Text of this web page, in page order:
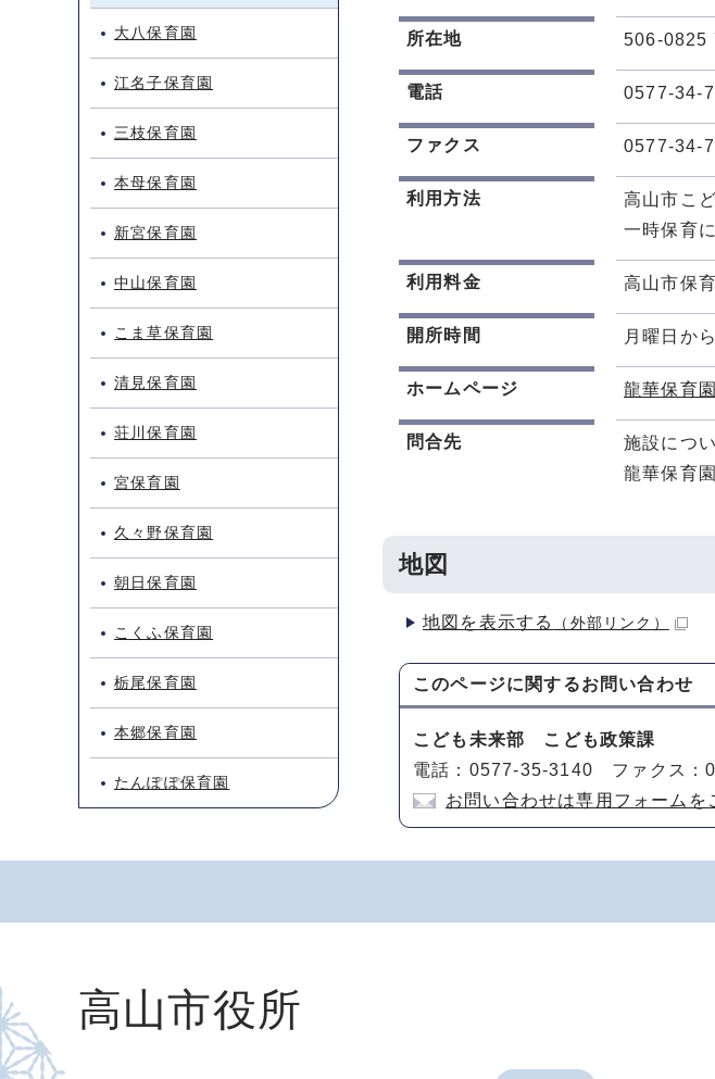
所在地 506-0825
電話 0577-34-
ファクス 0577-34-
利用方法
高山市こ
一時保育
利用料金 高山市保
開所時間 月曜日か
ホームページ 龍華保育
問合先
施設につ
龍華保育
地図
地図を表示する （外部リンク）
このページに関するお問い合わせ
こども未来部 こども政策課
電話：0577-35-3140 ファクス：
お問い合わせは専用フォームを
大八保育園
江名子保育園
三枝保育園
本母保育園
新宮保育園
中山保育園
こま草保育園
清見保育園
荘川保育園
宮保育園
久々野保育園
朝日保育園
こくふ保育園
栃尾保育園
本郷保育園
たんぽぽ保育園
高山市役所